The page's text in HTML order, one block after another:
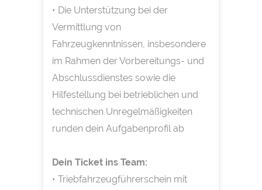
• Die Unterstützung bei der
Vermittlung von
Fahrzeugkenntnissen, insbesondere
im Rahmen der Vorbereitungs- und
Abschlussdienstes sowie die
Hilfestellung bei betrieblichen und
technischen Unregelmäßigkeiten
runden dein Aufgabenprofil ab
Dein Ticket ins Team:
• Triebfahrzeugführerschein mit